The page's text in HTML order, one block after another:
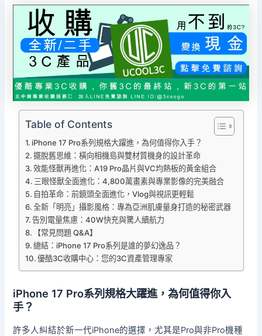
Table of Contents
iPhone 17 Pro系列規格大躍進，為何值得你入手？
擺脫舊思維：橫向相機島與雙材質機身的設計革命
效能怪獸再進化：A19 Pro晶片與VC均熱板的黃金組合
三眼怪獸全面進化：4,800萬畫素與專業影像的完美融合
自拍革命：前鏡頭全面進化，Vlog與視訊更輕鬆
全新「明亮」攝影風格：專為亞洲肌膚量身打造的秘密武器
告別電量焦慮：40W快充與驚人續航力
【常見問題 Q&A】
總結：iPhone 17 Pro系列是誰的夢幻逸品？
優酷3C收購中心：您的3C資產管理專家
iPhone 17 Pro系列規格大躍進，為何值得你入
手？
許多人糾結於新一代iPhone的選擇，尤其是Pro與非Pro機種